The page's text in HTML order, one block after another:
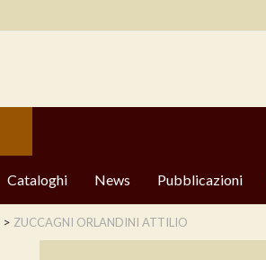
Cataloghi News Pubblicazioni
> ZUCCAGNI ORLANDINI ATTILIO